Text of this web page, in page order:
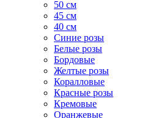
50 см
45 см
40 см
Cиние розы
Белые розы
Бордовые
Желтые розы
Коралловые
Красные розы
Кремовые
Оранжевые